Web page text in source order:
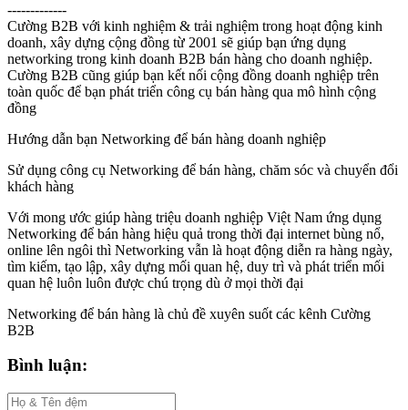
-------------
Cường B2B với kinh nghiệm & trải nghiệm trong hoạt động kinh
doanh, xây dựng cộng đồng từ 2001 sẽ giúp bạn ứng dụng
networking trong kinh doanh B2B bán hàng cho doanh nghiệp.
Cường B2B cũng giúp bạn kết nối cộng đồng doanh nghiệp trên
toàn quốc để bạn phát triển công cụ bán hàng qua mô hình cộng
đồng
Hướng dẫn bạn Networking để bán hàng doanh nghiệp
Sử dụng công cụ Networking để bán hàng, chăm sóc và chuyển đổi
khách hàng
Với mong ước giúp hàng triệu doanh nghiệp Việt Nam ứng dụng
Networking để bán hàng hiệu quả trong thời đại internet bùng nổ,
online lên ngôi thì Networking vẫn là hoạt động diễn ra hàng ngày,
tìm kiếm, tạo lập, xây dựng mối quan hệ, duy trì và phát triển mối
quan hệ luôn luôn được chú trọng dù ở mọi thời đại
Networking để bán hàng là chủ đề xuyên suốt các kênh Cường
B2B
Bình luận: